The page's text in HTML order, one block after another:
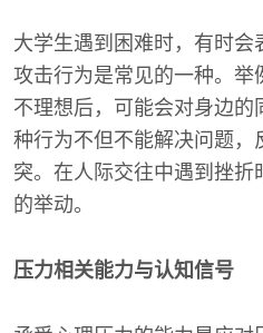
大学生遇到困难时，有时会
攻击行为是常见的一种。举
不理想后，可能会对身边的
种行为不但不能解决问题，
突。在人际交往中遇到挫折
的举动。
压力相关能力与认知信号